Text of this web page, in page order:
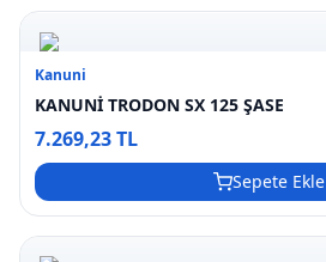
Kanuni
KANUNİ TRODON SX 125 ŞASE
7.269,23 TL
Sepete Ekle